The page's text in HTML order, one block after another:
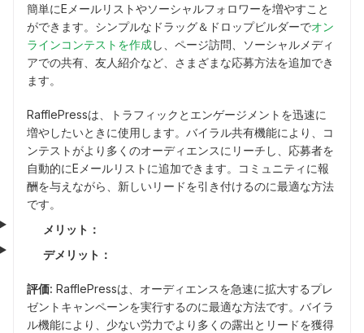
簡単にEメールリストやソーシャルフォロワーを増やすこと
ができます。シンプルなドラッグ＆ドロップビルダーでオン
ラインコンテストを作成し、ページ訪問、ソーシャルメディ
アでの共有、友人紹介など、さまざまな応募方法を追加でき
ます。
RafflePressは、トラフィックとエンゲージメントを迅速に
増やしたいときに使用します。バイラル共有機能により、コ
ンテストがより多くのオーディエンスにリーチし、応募者を
自動的にEメールリストに追加できます。コミュニティに報
酬を与えながら、新しいリードを引き付けるのに最適な方法
です。
メリット：
デメリット：
評価: RafflePressは、オーディエンスを急速に拡大するプレ
ゼントキャンペーンを実行するのに最適な方法です。バイラ
ル機能により、少ない労力でより多くの露出とリードを獲得